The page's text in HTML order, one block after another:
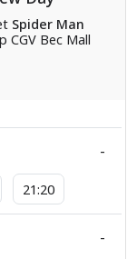
Spider Man
CGV Bec Mall
21:20
-
-